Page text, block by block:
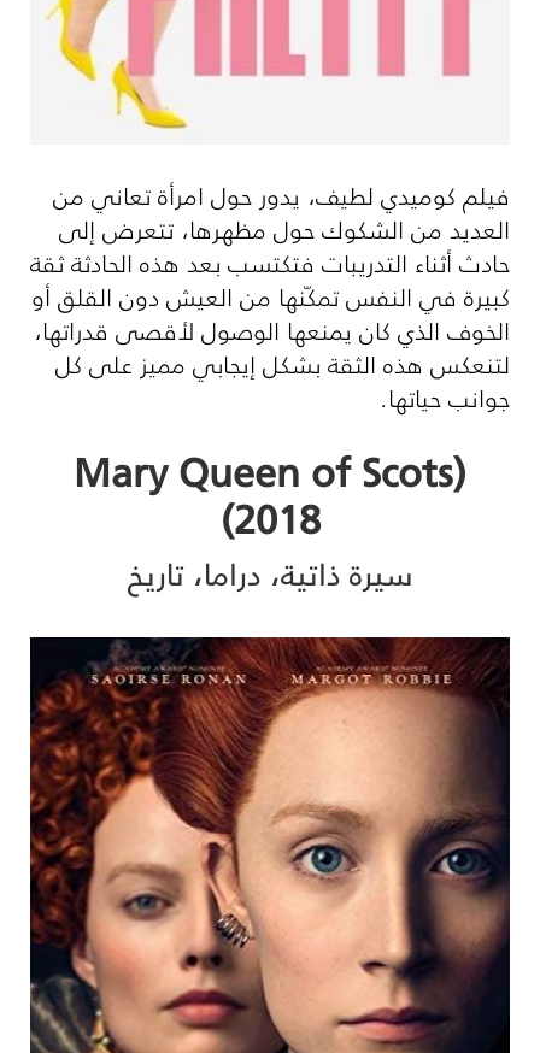
فيلم كوميدي لطيف، يدور حول امرأة تعاني من
العديد من الشكوك حول مظهرها، تتعرض إلى
حادث أثناء التدريبات فتكتسب بعد هذه الحادثة ثقة
كبيرة في النفس تمكّنها من العيش دون القلق أو
الخوف الذي كان يمنعها الوصول لأقصى قدراتها،
لتنعكس هذه الثقة بشكل إيجابي مميز على كل
جوانب حياتها.
(Mary Queen of Scots
(2018
سيرة ذاتية، دراما، تاريخ